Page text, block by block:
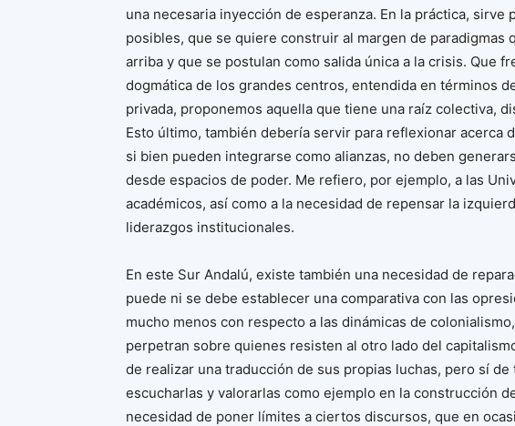
una necesaria inyección de esperanza. En la práctica, sirve
posibles, que se quiere construir al margen de paradigmas
arriba y que se postulan como salida única a la crisis. Que
dogmática de los grandes centros, entendida en términos
privada, proponemos aquella que tiene una raíz colectiva,
Esto último, también debería servir para reflexionar acerca
si bien pueden integrarse como alianzas, no deben
desde espacios de poder. Me refiero, por ejemplo, a las
académicos, así como a la necesidad de repensar la
liderazgos institucionales.
En este Sur Andalú, existe también una necesidad de
puede ni se debe establecer una comparativa con las
mucho menos con respecto a las dinámicas de
perpetran sobre quienes resisten al otro lado del
de realizar una traducción de sus propias luchas, pero sí
escucharlas y valorarlas como ejemplo en la construcción
necesidad de poner límites a ciertos discursos, que en